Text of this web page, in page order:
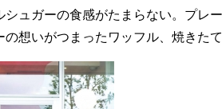
ュガーの食感がたまらない。プレ
想いがつまったワッフル、焼きた